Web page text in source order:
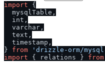
import {
  mysqlTable,
  int,
  varchar,
  text,
  timestamp,
} from 'drizzle-orm/
import { relations } from